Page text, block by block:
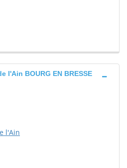
l'Ain BOURG EN BRESSE
l'Ain